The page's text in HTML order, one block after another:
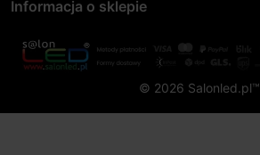
Informacja o sklepie
© 2026 Salonled.pl™